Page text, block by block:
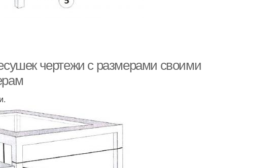
чертежи с размерами своими